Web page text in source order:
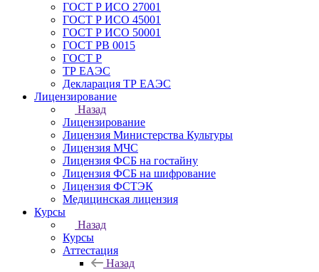
ГОСТ Р ИСО 27001
ГОСТ Р ИСО 45001
ГОСТ Р ИСО 50001
ГОСТ РВ 0015
ГОСТ Р
ТР ЕАЭС
Декларация ТР ЕАЭС
Лицензирование
Назад
Лицензирование
Лицензия Министерства Культуры
Лицензия МЧС
Лицензия ФСБ на гостайну
Лицензия ФСБ на шифрование
Лицензия ФСТЭК
Медицинская лицензия
Курсы
Назад
Курсы
Аттестация
Назад